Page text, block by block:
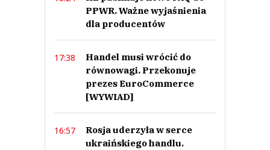
PPWR. Ważne wyjaśnienia
dla producentów
17:38
Handel musi wrócić do
równowagi. Przekonuje
prezes EuroCommerce
[WYWIAD]
16:57
Rosja uderzyła w serce
ukraińskiego handlu.